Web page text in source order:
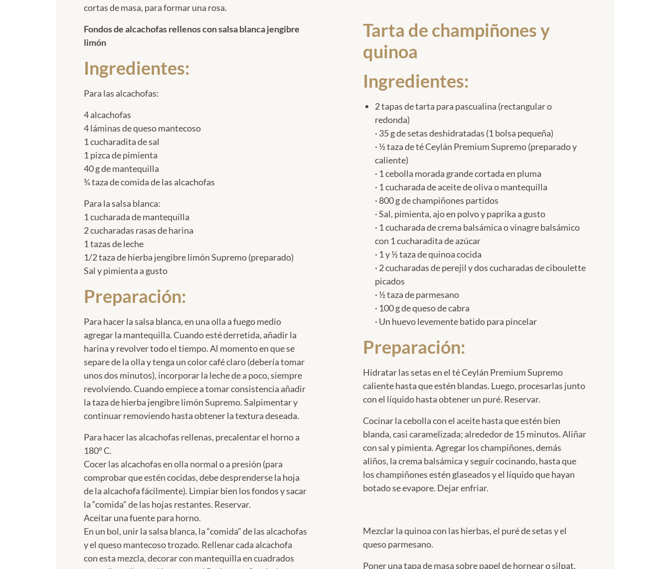
cortas de masa, para formar una rosa.
Fondos de alcachofas rellenos con salsa blanca jengibre
limón
Ingredientes:
Para las alcachofas:
4 alcachofas
4 láminas de queso mantecoso
1 cucharadita de sal
1 pizca de pimienta
40 g de mantequilla
¾ taza de comida de las alcachofas
Para la salsa blanca:
1 cucharada de mantequilla
2 cucharadas rasas de harina
1 tazas de leche
1/2 taza de hierba jengibre limón Supremo (preparado)
Sal y pimienta a gusto
Preparación:
Para hacer la salsa blanca, en una olla a fuego medio
agregar la mantequilla. Cuando esté derretida, añadir la
harina y revolver todo el tiempo. Al momento en que se
separe de la olla y tenga un color café claro (debería tomar
unos dos minutos), incorporar la leche de a poco, siempre
revolviendo. Cuando empiece a tomar consistencia añadir
la taza de hierba jengibre limón Supremo. Salpimentar y
continuar removiendo hasta obtener la textura deseada.
Para hacer las alcachofas rellenas, precalentar el horno a
180º C.
Cocer las alcachofas en olla normal o a presión (para
comprobar que estén cocidas, debe desprenderse la hoja
de la alcachofa fácilmente). Limpiar bien los fondos y sacar
la “comida” de las hojas restantes. Reservar.
Aceitar una fuente para horno.
En un bol, unir la salsa blanca, la “comida” de las alcachofas
y el queso mantecoso trozado. Rellenar cada alcachofa
con esta mezcla, decorar con mantequilla en cuadrados
Tarta de champiñones y
quinoa
Ingredientes:
2 tapas de tarta para pascualina (rectangular o
redonda)
· 35 g de setas deshidratadas (1 bolsa pequeña)
· ½ taza de té Ceylán Premium Supremo (preparado y
caliente)
· 1 cebolla morada grande cortada en pluma
· 1 cucharada de aceite de oliva o mantequilla
· 800 g de champiñones partidos
· Sal, pimienta, ajo en polvo y paprika a gusto
· 1 cucharada de crema balsámica o vinagre balsámico
con 1 cucharadita de azúcar
· 1 y ½ taza de quinoa cocida
· 2 cucharadas de perejil y dos cucharadas de ciboulette
picados
· ½ taza de parmesano
· 100 g de queso de cabra
· Un huevo levemente batido para pincelar
Preparación:
Hidratar las setas en el té Ceylán Premium Supremo
caliente hasta que estén blandas. Luego, procesarlas junto
con el líquido hasta obtener un puré. Reservar.
Cocinar la cebolla con el aceite hasta que estén bien
blanda, casi caramelizada; alrededor de 15 minutos. Aliñar
con sal y pimienta. Agregar los champiñones, demás
aliños, la crema balsámica y seguir cocinando, hasta que
los champiñones estén glaseados y el líquido que hayan
botado se evapore. Dejar enfriar.
Mezclar la quinoa con las hierbas, el puré de setas y el
queso parmesano.
Poner una tapa de masa sobre papel de hornear o silpat.